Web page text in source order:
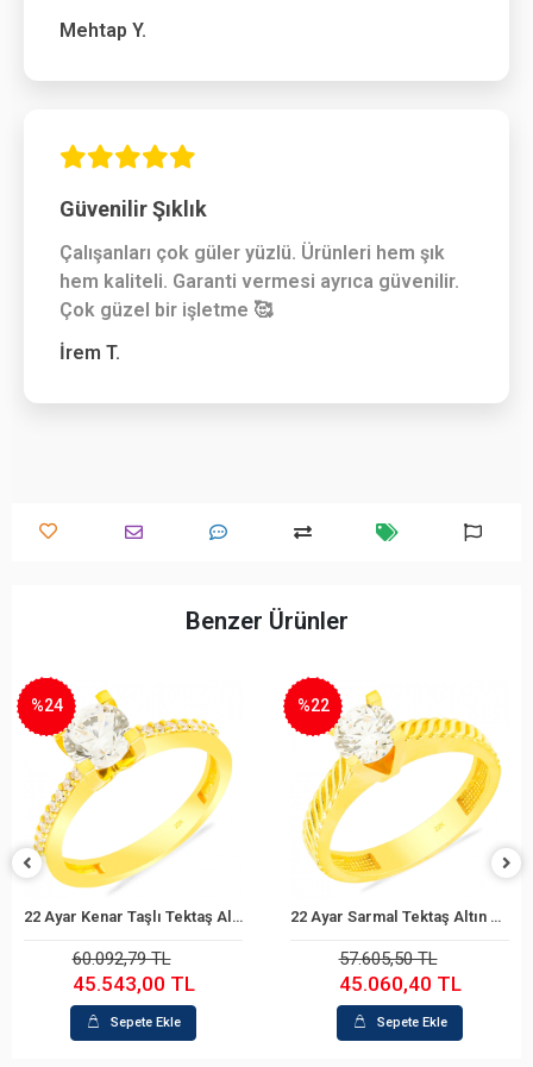
Mehtap Y.
Güvenilir Şıklık
Çalışanları çok güler yüzlü. Ürünleri hem şık
hem kaliteli. Garanti vermesi ayrıca güvenilir.
Çok güzel bir işletme 🥰
İrem T.
Benzer Ürünler
Sepete Ekle
%22
57.605,50 TL
45.060,40 TL
Sepete Ekle
Sepete Ekle
22 Ayar Tektaş Altın Yüzük
%22
43.762,83 TL
34.229,96 TL
Sepete Ekle